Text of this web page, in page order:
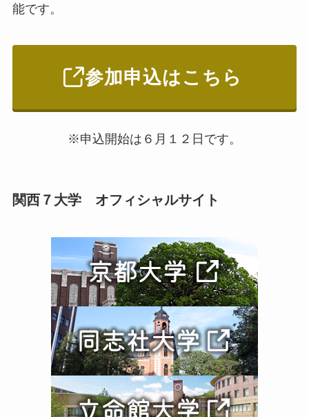
能です。
参加申込はこちら
※申込開始は６月１２日です。
関西７大学 オフィシャルサイト